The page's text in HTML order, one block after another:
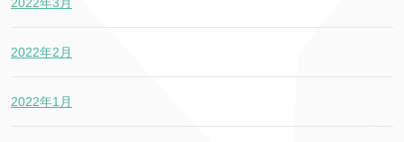
2022年2月
2022年1月